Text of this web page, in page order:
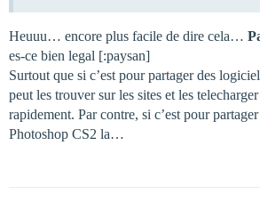
Heuuu… encore plus facile de dire cela…
es-ce bien legal [:paysan]
Surtout que si c’est pour partager des
peut les trouver sur les sites et les
rapidement. Par contre, si c’est pour
Photoshop CS2 la…